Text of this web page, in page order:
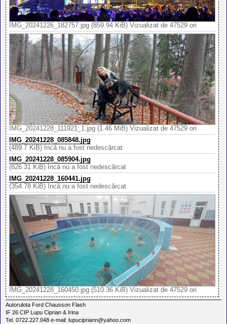
IMG_20241226_182757.jpg (859.94 KiB) Vizualizat de 47529 ori
IMG_20241228_111921_1.jpg (1.46 MiB) Vizualizat de 47529 ori
IMG_20241228_085848.jpg
(489.7 KiB) Încă nu a fost nedescărcat
IMG_20241228_085904.jpg
(826.31 KiB) Încă nu a fost nedescărcat
IMG_20241228_160441.jpg
(354.78 KiB) Încă nu a fost nedescărcat
IMG_20241228_160450.jpg (510.36 KiB) Vizualizat de 47529 ori
Autorulota Ford Chausson Flash
IF 26 CIP Lupu Ciprian & Irina
Tel. 0722.227.048 e-mail: lupucipriann@yahoo.com